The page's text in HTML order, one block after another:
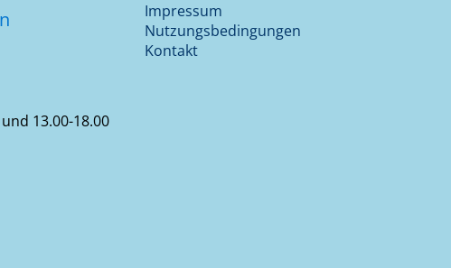
13.00-18.00
Impressum
Nutzungsbedingungen
Kontakt